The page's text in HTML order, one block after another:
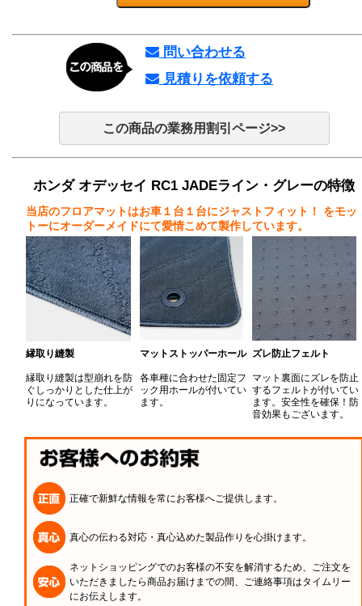
問い合わせる
見積りを依頼する
この商品の業務用割引ページ>>
ホンダ オデッセイ RC1 JADEライン・グレーの特徴
当店のフロアマットはお車１台１台にジャストフィット！
をモッ
トーにオーダーメイドにて愛情こめて製作しています。
縁取り縫製
縁取り縫製は型崩れを防
ぐしっかりとした仕上が
りになっています。
マットストッパーホール
各車種に合わせた固定フ
ック用ホールが付いてい
ます。
ズレ防止フェルト
マット裏面にズレを防止
するフェルトが付いてい
ます。安全性を確保！防
音効果もございます。
正確で新鮮な情報を常にお客様へご提供します。
真心の伝わる対応・真心込めた製品作りを心掛けます。
ネットショッピングでのお客様の不安を解消するため、ご注文を
いただきましたら商品お届けまでの間、ご連絡事項はタイムリー
にお伝えします。